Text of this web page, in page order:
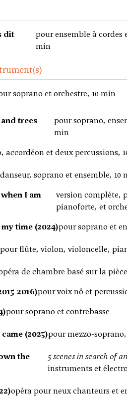
dit
pour ensemble à cordes
min
soprano et orchestre, 10 min
trees
pour soprano,
min
accordéon et deux percussions,
soprano et ensemble, 10
I am
version complète,
pianoforte, et
time (2024)pour soprano et
pour flûte, violon, violoncelle,
de chambre basé sur la pièce
2016)pour voix nô et
pour soprano et contrebasse
(2025)pour mezzo-
the
5 scenes in search of
instruments et
opéra pour neux chanteurs et